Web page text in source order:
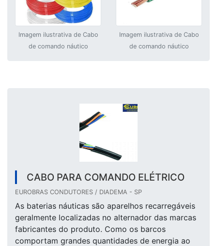
Imagem ilustrativa de Cabo
de comando náutico
Imagem ilustrativa de Cabo
de comando náutico
CABO PARA COMANDO ELÉTRICO
EUROBRAS CONDUTORES / DIADEMA - SP
As baterias náuticas são aparelhos recarregáveis
geralmente localizadas no alternador das marcas
fabricantes do produto. Como os barcos
comportam grandes quantidades de energia ao